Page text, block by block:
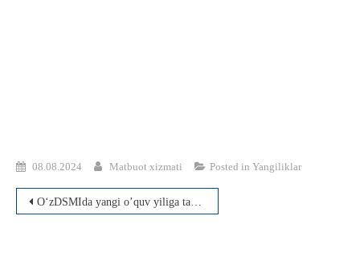
08.08.2024 Matbuot xizmati Posted in Yangiliklar
Post
O‘zDSMIda yangi o’quv yiliga tayyorgarlik jarayoni jadallik bilan davom etmoqda